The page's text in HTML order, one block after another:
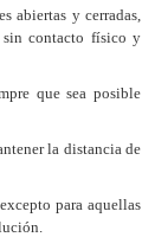
abiertas y cerradas,
sin contacto físico y
que sea posible
la distancia de
para aquellas